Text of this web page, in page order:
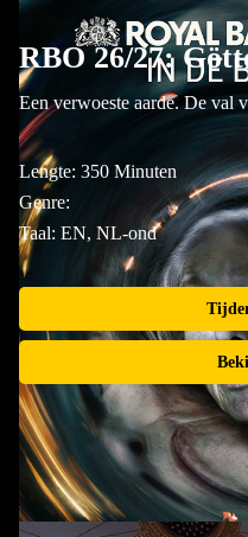
RBO 26/27:
Een verwoeste aarde. De val
Lengte: 350 Minuten
Genre:
Taal: EN, NL-ond